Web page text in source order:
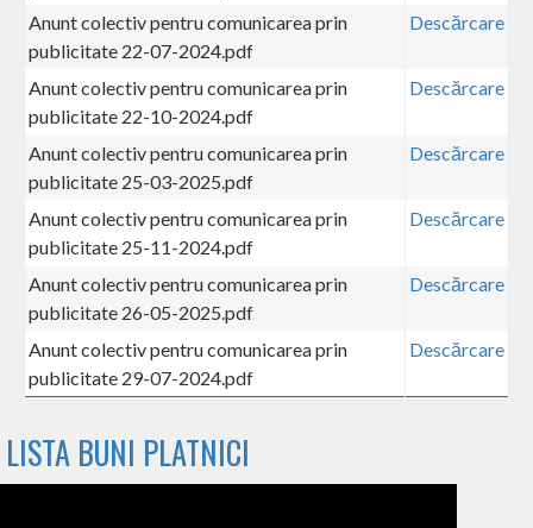
Anunt colectiv pentru comunicarea prin
publicitate 22-07-2024.pdf
Descărcare
Anunt colectiv pentru comunicarea prin
publicitate 22-10-2024.pdf
Descărcare
Anunt colectiv pentru comunicarea prin
publicitate 25-03-2025.pdf
Descărcare
Anunt colectiv pentru comunicarea prin
publicitate 25-11-2024.pdf
Descărcare
Anunt colectiv pentru comunicarea prin
publicitate 26-05-2025.pdf
Descărcare
Anunt colectiv pentru comunicarea prin
publicitate 29-07-2024.pdf
Descărcare
LISTA BUNI PLATNICI